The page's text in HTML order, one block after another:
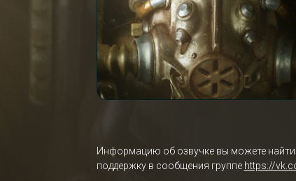
Информацию об озвучке вы можете найти
поддержку в сообщения группе https://